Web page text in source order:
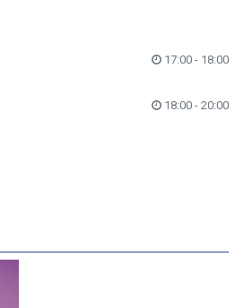
17:00 - 18:00
18:00 - 20:00